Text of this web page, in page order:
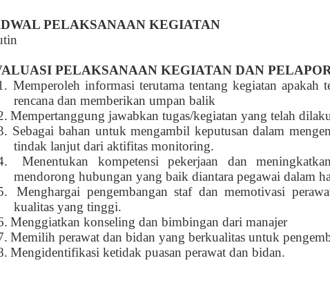
PELAKSANAAN KEGIATAN
PELAKSANAAN KEGIATAN DAN
Memperoleh informasi terutama tentang kegiatan apakah
rencana dan memberikan umpan balik
Mempertanggung jawabkan tugas/kegiatan yang telah
Sebagai bahan untuk mengambil keputusan dalam
tindak lanjut dari aktifitas monitoring.
Menentukan kompetensi pekerjaan dan
mendorong hubungan yang baik diantara pegawai dalam
Menghargai pengembangan staf dan memotivasi
kualitas yang tinggi.
Menggiatkan konseling dan bimbingan dari manajer
Memilih perawat dan bidan yang berkualitas untuk
Mengidentifikasi ketidak puasan perawat dan bidan.